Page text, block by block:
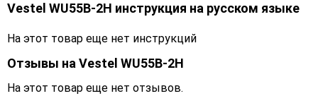
Vestel WU55B-2H инструкция на русском языке
На этот товар еще нет инструкций
Отзывы наVestel WU55B-2H
На этот товар еще нет отзывов.